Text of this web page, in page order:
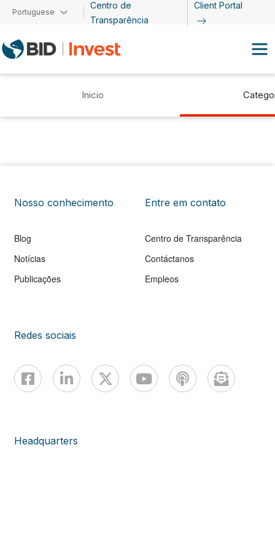
Passar para o conteúdo principal
Portuguese
Centro de
Transparência
Client Portal
Inicio
Nosso conhecimento
Blog
Notícias
Publicações
Entre em contato
Centro de Transparência
Contáctanos
Empleos
Redes sociais
Headquarters